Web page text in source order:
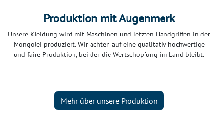
Produktion mit Augenmerk
Unsere Kleidung wird mit Maschinen und letzten Handgriffen in der
Mongolei produziert. Wir achten auf eine qualitativ hochwertige
und faire Produktion, bei der die Wertschöpfung im Land bleibt.
Mehr über unsere Produktion